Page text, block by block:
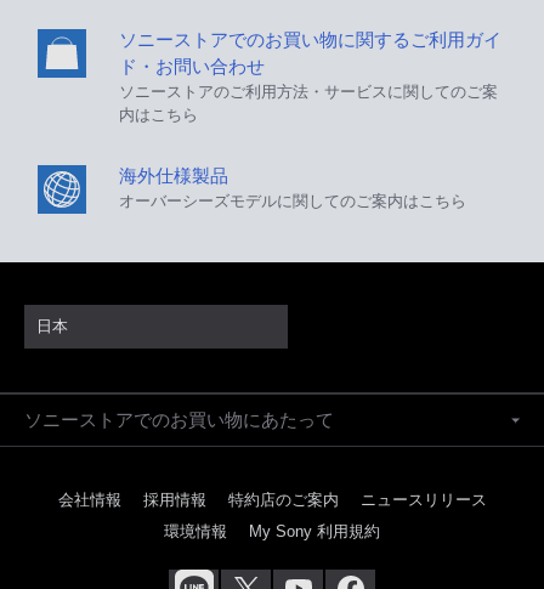
ソニーストアでのお買い物に関するご利用ガイ
ド・お問い合わせ
ソニーストアのご利用方法・サービスに関してのご案
内はこちら
海外仕様製品
オーバーシーズモデルに関してのご案内はこちら
日本
ソニーストアでのお買い物にあたって
会社情報 採用情報 特約店のご案内
ニュースリリース
環境情報
My Sony 利用規約